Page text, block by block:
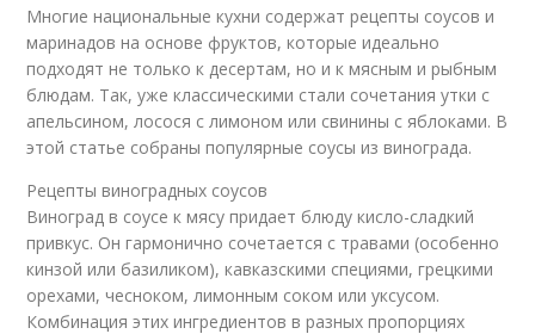
Многие национальные кухни содержат рецепты соусов и
маринадов на основе фруктов, которые идеально
подходят не только к десертам, но и к мясным и рыбным
блюдам. Так, уже классическими стали сочетания утки с
апельсином, лосося с лимоном или свинины с яблоками. В
этой статье собраны популярные соусы из винограда.
Рецепты виноградных соусов
Виноград в соусе к мясу придает блюду кисло-сладкий
привкус. Он гармонично сочетается с травами (особенно
кинзой или базиликом), кавказскими специями, грецкими
орехами, чесноком, лимонным соком или уксусом.
Комбинация этих ингредиентов в разных пропорциях